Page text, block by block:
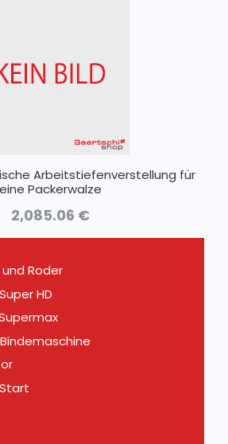
Arbeitstiefenverstellung für
eine Packerwalze
2,085.06 €
Roder
HD
Bindemaschine